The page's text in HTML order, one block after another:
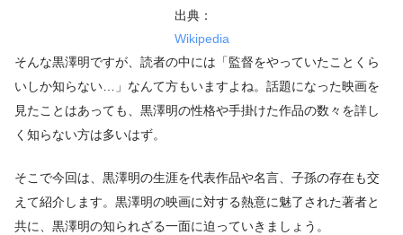
出典：
Wikipedia
そんな黒澤明ですが、読者の中には「監督をやっていたことくら
いしか知らない…」なんて方もいますよね。話題になった映画を
見たことはあっても、黒澤明の性格や手掛けた作品の数々を詳し
く知らない方は多いはず。
そこで今回は、黒澤明の生涯を代表作品や名言、子孫の存在も交
えて紹介します。黒澤明の映画に対する熱意に魅了された著者と
共に、黒澤明の知られざる一面に迫っていきましょう。